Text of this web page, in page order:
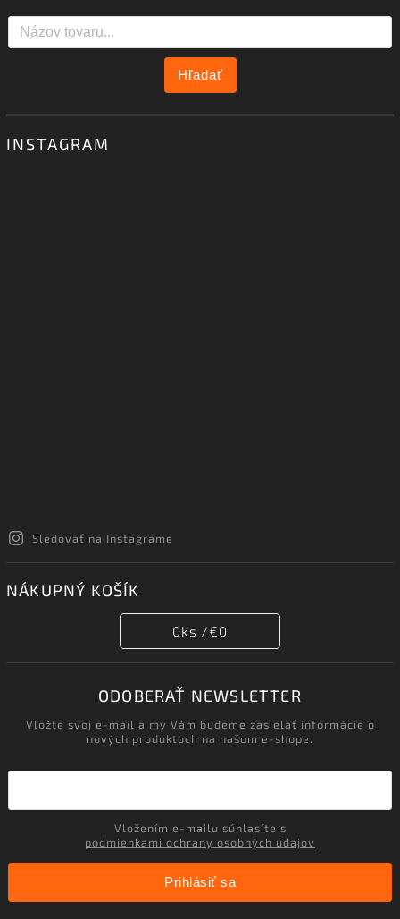
Hľadať
INSTAGRAM
Sledovať na Instagrame
NÁKUPNÝ KOŠÍK
0ks /€0
ODOBERAŤ NEWSLETTER
Vložte svoj e-mail a my Vám budeme zasielať informácie o
nových produktoch na našom e-shope.
podmienkami ochrany osobných údajov
Prihlásiť sa